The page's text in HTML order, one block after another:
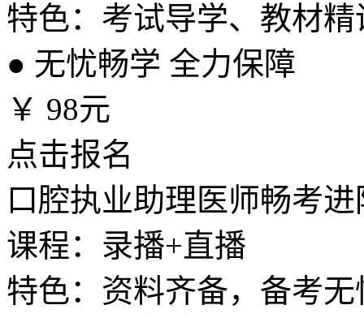
特色：考试导学、教材
● 无忧畅学 全力保障
￥ 98元
点击报名
口腔执业助理医师畅考进
课程：录播+直播
特色：资料齐备，备考无